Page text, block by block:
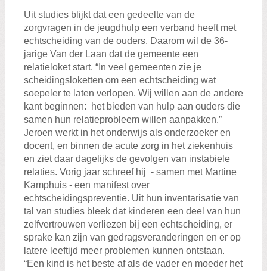
Uit studies blijkt dat een gedeelte van de
zorgvragen in de jeugdhulp een verband heeft met
echtscheiding van de ouders. Daarom wil de 36-
jarige Van der Laan dat de gemeente een
relatieloket start. “In veel gemeenten zie je
scheidingsloketten om een echtscheiding wat
soepeler te laten verlopen. Wij willen aan de andere
kant beginnen: het bieden van hulp aan ouders die
samen hun relatieprobleem willen aanpakken.”
Jeroen werkt in het onderwijs als onderzoeker en
docent, en binnen de acute zorg in het ziekenhuis
en ziet daar dagelijks de gevolgen van instabiele
relaties. Vorig jaar schreef hij - samen met Martine
Kamphuis - een manifest over
echtscheidingspreventie. Uit hun inventarisatie van
tal van studies bleek dat kinderen een deel van hun
zelfvertrouwen verliezen bij een echtscheiding, er
sprake kan zijn van gedragsveranderingen en er op
latere leeftijd meer problemen kunnen ontstaan.
“Een kind is het beste af als de vader en moeder het